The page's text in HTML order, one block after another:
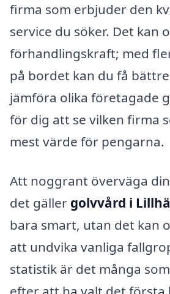
firma som erbjuder den
service du söker. Det kan
förhandlingskraft; med
på bordet kan du få
jämföra olika företagade
för dig att se vilken firma
mest värde för pengarna.
Att noggrant överväga
det gäller golvvård i
bara smart, utan det kan
att undvika vanliga
statistik är det många